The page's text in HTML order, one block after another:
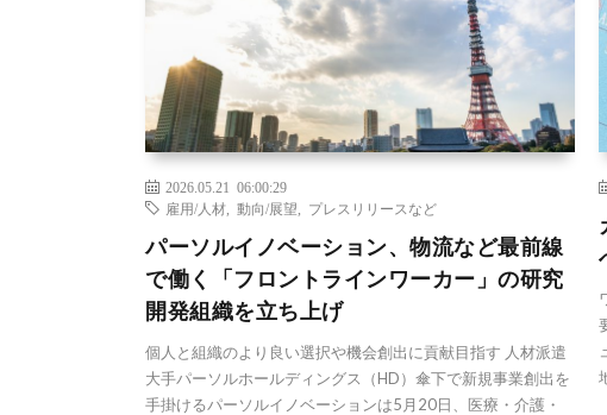
2026.05.21 06:00:29
雇用/人材
動向/展望 プレスリリースなど
パーソルイノベーション、物流など最前線
で働く「フロントラインワーカー」の研究
開発組織を立ち上げ
個人と組織のより良い選択や機会創出に貢献目指す 人材派遣
大手パーソルホールディングス（HD）傘下で新規事業創出を
手掛けるパーソルイノベーションは5月20日、医療・介護・